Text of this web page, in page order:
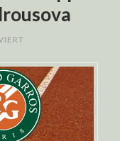
OPEN
FINALE
WETT-
TIPPS
HEUTE:
BARTY
VS.
VONDROUSOVA